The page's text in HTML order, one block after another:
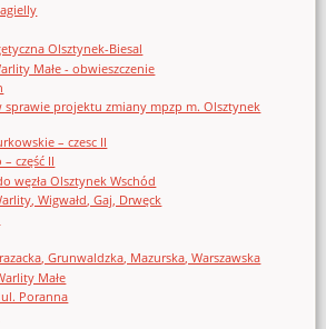
Olsztynek-Biesal
Małe - obwieszczenie
sprawie projektu zmiany mpzp m. Olsztynek
– czesc II
– część II
węzła Olsztynek Wschód
Wigwałd, Gaj, Drwęck
Grunwaldzka, Mazurska, Warszawska
Małe
Poranna